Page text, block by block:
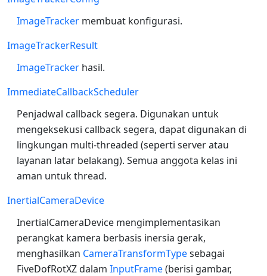
ImageTracker membuat konfigurasi.
ImageTrackerResult
ImageTracker hasil.
ImmediateCallbackScheduler
Penjadwal callback segera. Digunakan untuk
mengeksekusi callback segera, dapat digunakan di
lingkungan multi-threaded (seperti server atau
layanan latar belakang). Semua anggota kelas ini
aman untuk thread.
InertialCameraDevice
InertialCameraDevice mengimplementasikan
perangkat kamera berbasis inersia gerak,
menghasilkan CameraTransformTypesebagai
FiveDofRotXZ dalam InputFrame(berisi gambar,